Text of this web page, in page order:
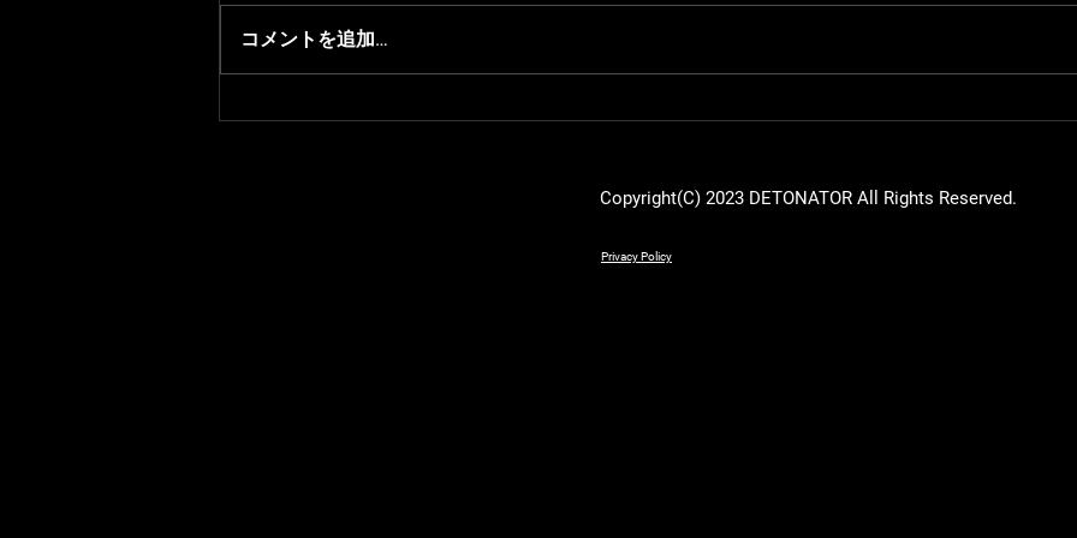
コメントを追加…
Copyright(C) 2023 DETONATOR All Rights Reserved.
Privacy Policy